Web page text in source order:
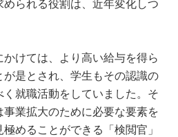
られる役割は、近年変化しつ
けては、より高い給与を得ら
是とされ、学生もその認識の
く就職活動をしていました。そ
業拡大のために必要な要素を
めることができる「検閲官」